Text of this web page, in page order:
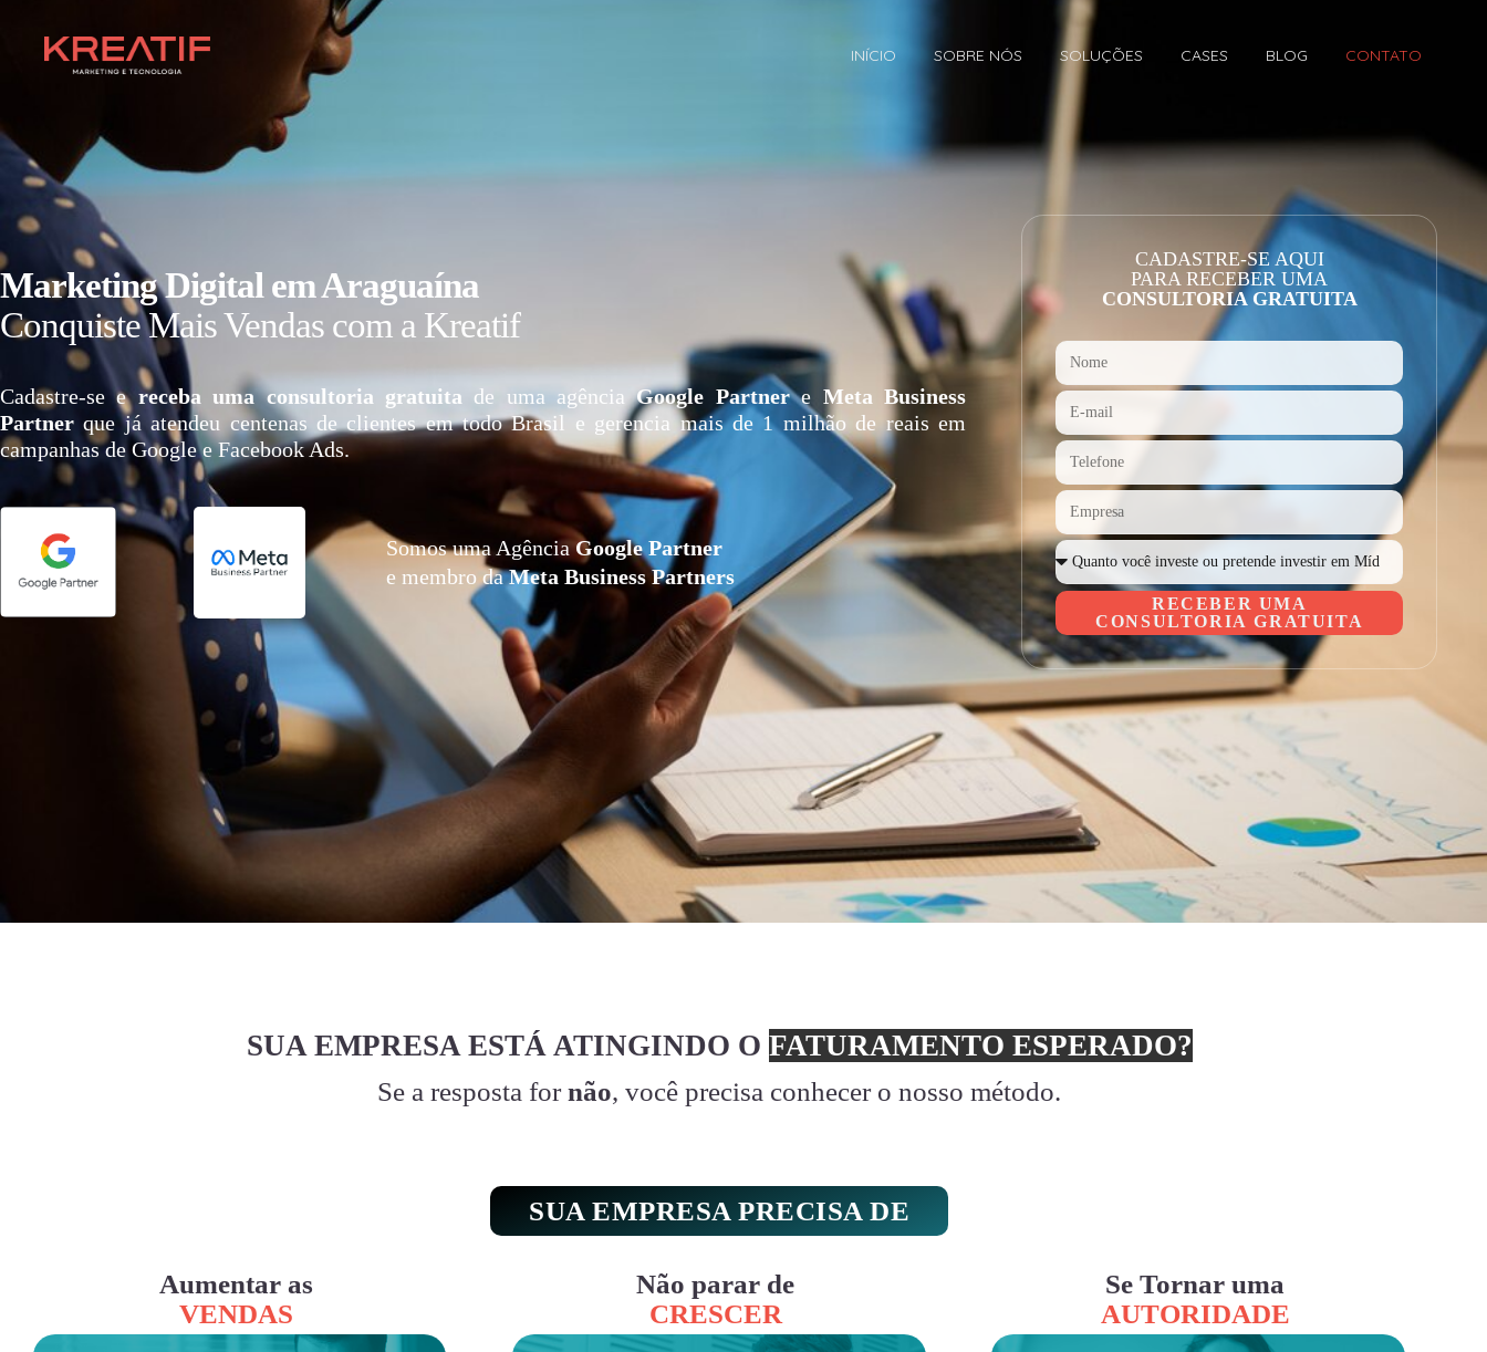
INÍCIO SOBRE NÓS SOLUÇÕES CASES BLOG CONTATO
Marketing Digital em Araguaína
Conquiste Mais Vendas com a Kreatif
Cadastre-se e receba uma consultoria gratuita de uma agênciaGoogle Partnere Meta Business
Partner que já atendeu centenas de clientes em todo Brasil e gerencia mais de 1 milhão de reais em
campanhas de Google e Facebook Ads.
Somos uma AgênciaGoogle Partner
e membro daMeta Business Partners
CADASTRE-SE AQUI
PARA RECEBER UMA
CONSULTORIA GRATUITA
RECEBER UMA
CONSULTORIA GRATUITA
SUA EMPRESA ESTÁ ATINGINDO O FATURAMENTO ESPERADO?
Se a resposta for não, você precisa conhecer o nosso método.
SUA EMPRESA PRECISA DE
Aumentar as
VENDAS
Não parar de
CRESCER
Se Tornar uma
AUTORIDADE